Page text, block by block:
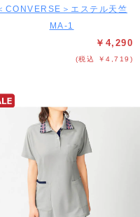
CONVERSE＞エステル天竺
MA-1
￥4,290
(税込 ￥4,719)